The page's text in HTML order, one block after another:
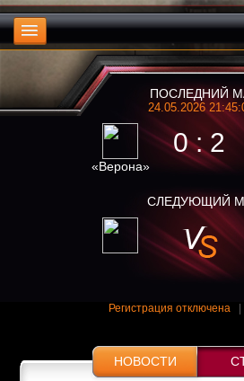
ПОСЛЕДНИЙ
24.05.2026
«Верона»
0 : 2
СЛЕДУЮЩИЙ
Регистрация отключена|
НОВОСТИ